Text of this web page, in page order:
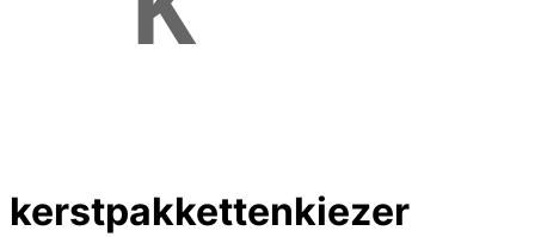
kerstpakkettenkiezer